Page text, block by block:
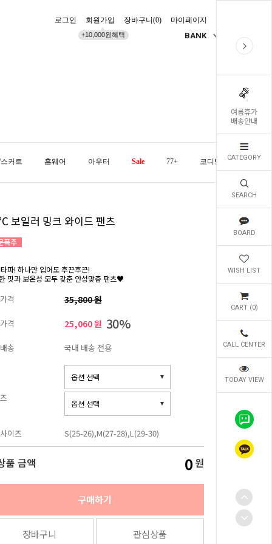
여름휴가
배송안내
CATEGORY
SEARCH
BOARD
WISH LIST
CART (0)
CALL CENTER
TODAY VIEW
로그인 회원가입
+10,000원혜택
장바구니(0) 마이페이지
BANK
커트 홈웨어 아우터 Sale 77+ 코디템 오늘발송
보일러 밍크 와이드 팬츠
파! 하나만 입어도 후끈후끈!
핏과 보온성 모두 갖춘 안성맞춤 팬츠♥
격 35,800 원
격 25,060 원 30%
송 국내 배송 전용
이즈 S(25-26),M(27-28),L(29-30)
품 금액 0 원
구매하기
장바구니 관심상품